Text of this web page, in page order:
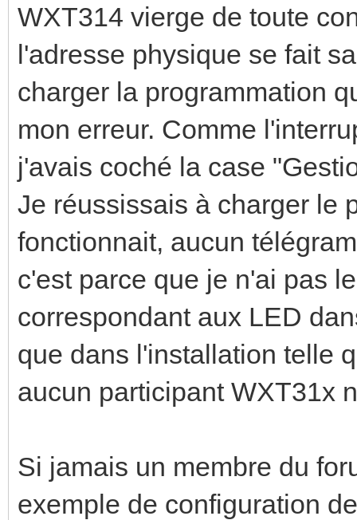
WXT314 vierge de toute
l'adresse physique se fait
charger la programmation
mon erreur. Comme
j'avais coché la case
Je réussissais à charger le
fonctionnait, aucun
c'est parce que je n'ai pas
correspondant aux LED
que dans l'installation telle
aucun participant WXT31x
Si jamais un membre du
exemple de configuration